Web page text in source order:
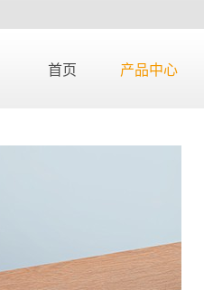
首页 产品中心